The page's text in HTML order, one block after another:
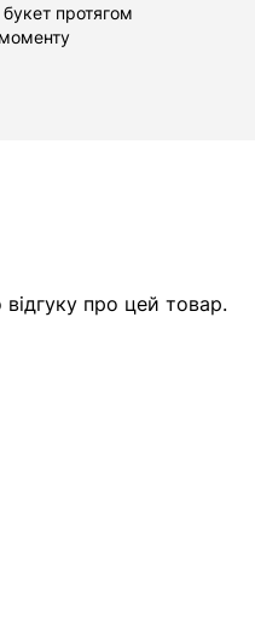
протягом
про цей товар.